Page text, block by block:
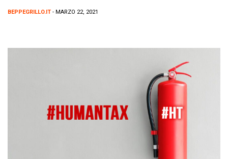
BEPPEGRILLO.IT - MARZO 22, 2021